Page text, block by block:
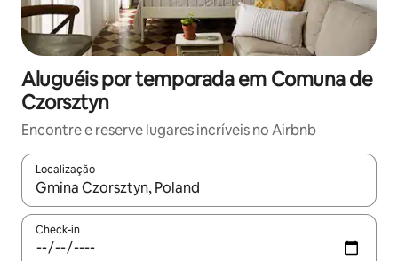
Aluguéis por temporada em Comuna de
Czorsztyn
Encontre e reserve lugares incríveis no Airbnb
Localização
Quando os resultados estiverem disponíveis, explore-os
Check-in